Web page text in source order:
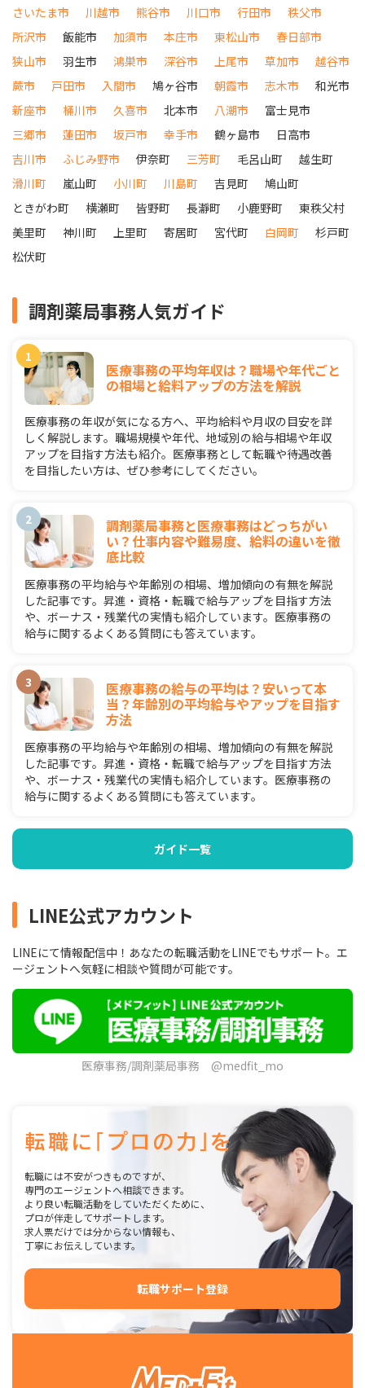
さいたま市 川越市 熊谷市 川口市 行田市
秩父市
所沢市
飯能市 加須市 本庄市 東松山市
春日部市
狭山市
羽生市 鴻巣市 深谷市 上尾市 草加市
越谷市
蕨市
戸田市 入間市 鳩ヶ谷市 朝霞市 志木市
和光市
新座市
桶川市 久喜市 北本市 八潮市
富士見市
三郷市
蓮田市 坂戸市 幸手市 鶴ヶ島市
日高市
吉川市
ふじみ野市 伊奈町 三芳町 毛呂山町
越生町
滑川町
嵐山町 小川町 川島町 吉見町
鳩山町
ときがわ町
横瀬町 皆野町 長瀞町 小鹿野町
東秩父村
美里町
神川町 上里町 寄居町 宮代町 白岡町
杉戸町
松伏町
調剤薬局事務人気ガイド
医療事務の平均年収は？職場や年代ごと
の相場と給料アップの方法を解説
医療事務の年収が気になる方へ、平均給料や月収の目安を詳
しく解説します。職場規模や年代、地域別の給与相場や年収
アップを目指す方法も紹介。医療事務として転職や待遇改善
を目指したい方は、ぜひ参考にしてください。
調剤薬局事務と医療事務はどっちがい
い？仕事内容や難易度、給料の違いを徹
底比較
医療事務の平均給与や年齢別の相場、増加傾向の有無を解説
した記事です。昇進・資格・転職で給与アップを目指す方法
や、ボーナス・残業代の実情も紹介しています。医療事務の
給与に関するよくある質問にも答えています。
医療事務の給与の平均は？安いって本
当？年齢別の平均給与やアップを目指す
方法
医療事務の平均給与や年齢別の相場、増加傾向の有無を解説
した記事です。昇進・資格・転職で給与アップを目指す方法
や、ボーナス・残業代の実情も紹介しています。医療事務の
給与に関するよくある質問にも答えています。
ガイド一覧
LINE公式アカウント
LINEにて情報配信中！あなたの転職活動をLINEでもサポート。エ
ージェントへ気軽に相談や質問が可能です。
医療事務/調剤薬局事務 @medfit_mo
転職には不安がつきものですが、
専門のエージェントへ相談できます。
より良い転職活動をしていただくために、
プロが伴走してサポートします。
求人票だけでは分からない情報も、
丁寧にお伝えしています。
転職サポート登録